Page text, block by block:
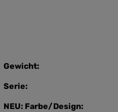
Gewicht:
Serie:
NEU: Farbe/Design: